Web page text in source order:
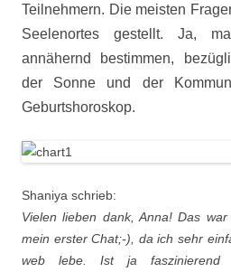
Teilnehmern. Die meisten
Seelenortes gestellt. Ja,
annähernd bestimmen,
der Sonne und der
Geburtshoroskop.
Shaniya schrieb:
Vielen lieben dank, Anna! Das
mein erster Chat;-), da ich sehr
web lebe. Ist ja faszinierend